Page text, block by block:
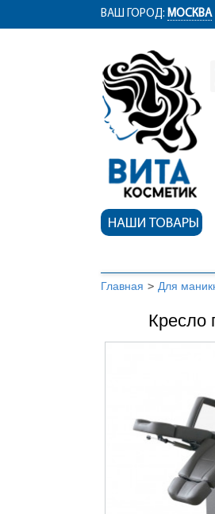
ym(12767704, 'getClientID',
ВАШ ГОРОД: МОСКВА
НАШИ ТОВАРЫ
Главная > Для
Кресло